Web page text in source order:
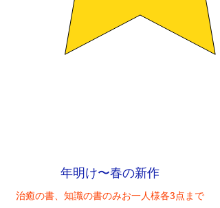
年明け〜春の新作
治癒の書、知識の書のみお一人様各3点まで